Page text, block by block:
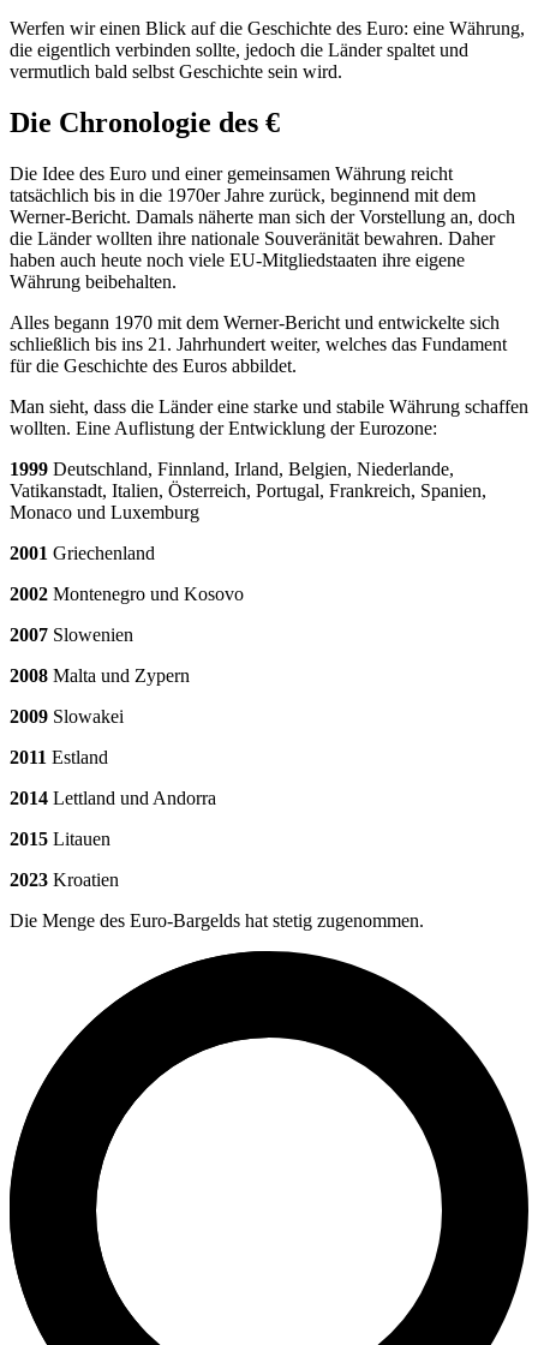
Werfen wir einen Blick auf die Geschichte des Euro: eine Währung,
die eigentlich verbinden sollte, jedoch die Länder spaltet und
vermutlich bald selbst Geschichte sein wird.
Die Chronologie des €
Die Idee des Euro und einer gemeinsamen Währung reicht
tatsächlich bis in die 1970er Jahre zurück, beginnend mit dem
Werner-Bericht. Damals näherte man sich der Vorstellung an, doch
die Länder wollten ihre nationale Souveränität bewahren. Daher
haben auch heute noch viele EU-Mitgliedstaaten ihre eigene
Währung beibehalten.
Alles begann 1970 mit dem Werner-Bericht und entwickelte sich
schließlich bis ins 21. Jahrhundert weiter, welches das Fundament
für die Geschichte des Euros abbildet.
Man sieht, dass die Länder eine starke und stabile Währung schaffen
wollten. Eine Auflistung der Entwicklung der Eurozone:
1999 Deutschland, Finnland, Irland, Belgien, Niederlande,
Vatikanstadt⁠, Italien, Österreich, Portugal, Frankreich, Spanien,
Monaco und Luxemburg
2001 Griechenland
2002 Montenegro und Kosovo⁠
2007 Slowenien
2008 Malta und Zypern
2009 Slowakei
2011 Estland
2014 Lettland und Andorra
2015 Litauen
2023 Kroatien
Die Menge des Euro-Bargelds hat stetig zugenommen.